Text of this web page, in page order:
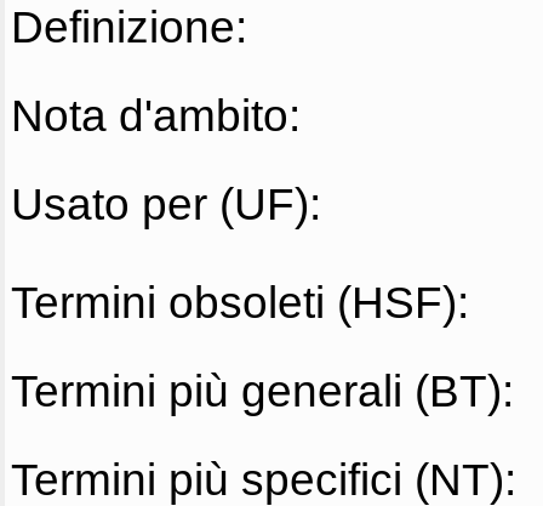
Definizione:
Nota d'ambito:
Usato per (UF):
Termini obsoleti (HSF):
Termini più generali (BT):
Termini più specifici (NT):